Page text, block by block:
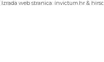
Izrada web stranica: invictum.hr&